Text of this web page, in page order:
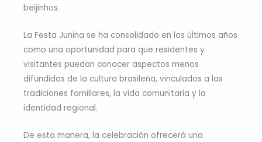
beijinhos.
La Festa Junina se ha consolidado en los últimos años
como una oportunidad para que residentes y
visitantes puedan conocer aspectos menos
difundidos de la cultura brasileña, vinculados a las
tradiciones familiares, la vida comunitaria y la
identidad regional.
De esta manera, la celebración ofrecerá una